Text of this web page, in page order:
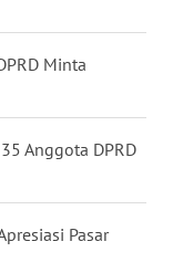
Minta
Anggota DPRD
Pasar